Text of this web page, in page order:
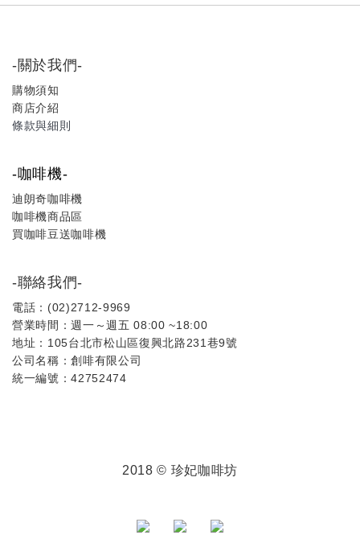
-關於我們-
購物須知
商店介紹
條款與細則
-咖啡機-
迪朗奇咖啡機
咖啡機商品區
買咖啡豆送咖啡機
-聯絡我們-
電話：(02)2712-9969
營業時間：週一～週五 08:00 ~18:00
地址：105台北市松山區復興北路231巷9號
公司名稱：創啡有限公司
統一編號：42752474
2018 © 珍妃咖啡坊